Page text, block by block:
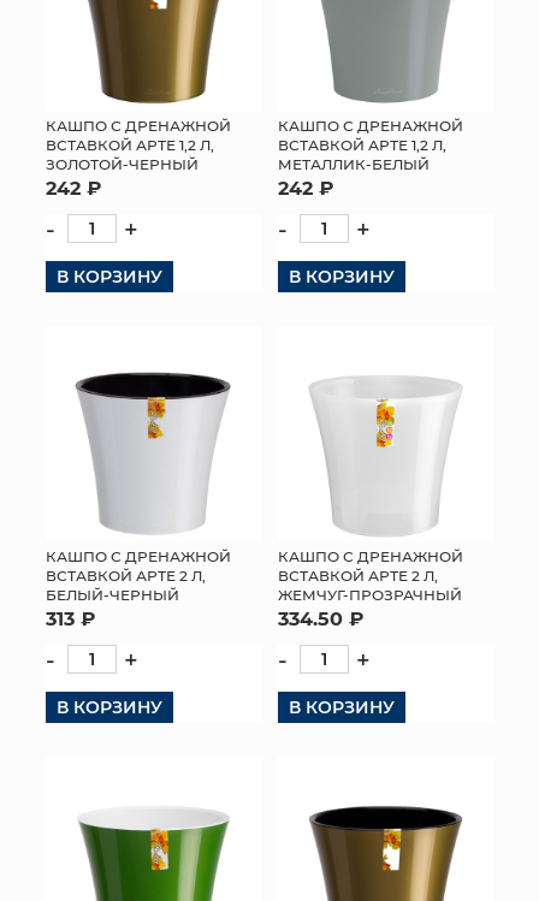
КАШПО С ДРЕНАЖНОЙ
ВСТАВКОЙ АРТЕ 1,2 Л,
ЗОЛОТОЙ-ЧЕРНЫЙ
242 ₽
- +
В КОРЗИНУ
КАШПО С ДРЕНАЖНОЙ
ВСТАВКОЙ АРТЕ 1,2 Л,
МЕТАЛЛИК-БЕЛЫЙ
242 ₽
- +
В КОРЗИНУ
КАШПО С ДРЕНАЖНОЙ
ВСТАВКОЙ АРТЕ 2 Л,
БЕЛЫЙ-ЧЕРНЫЙ
313 ₽
- +
В КОРЗИНУ
КАШПО С ДРЕНАЖНОЙ
ВСТАВКОЙ АРТЕ 2 Л,
ЖЕМЧУГ-ПРОЗРАЧНЫЙ
334.50 ₽
- +
В КОРЗИНУ